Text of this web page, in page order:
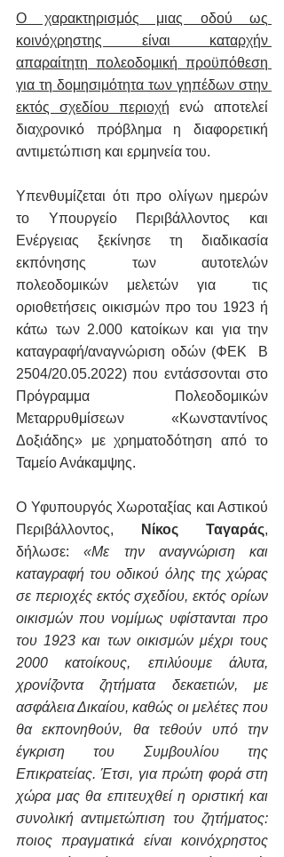
Ο χαρακτηρισμός μιας οδού ως
κοινόχρηστης είναι καταρχήν
απαραίτητη πολεοδομική προϋπόθεση
για τη δομησιμότητα των γηπέδων στην
εκτός σχεδίου περιοχή ενώ αποτελεί
διαχρονικό πρόβλημα η διαφορετική
αντιμετώπιση και ερμηνεία του.
Υπενθυμίζεται ότι προ ολίγων ημερών
το Υπουργείο Περιβάλλοντος και
Ενέργειας ξεκίνησε τη διαδικασία
εκπόνησης των αυτοτελών
πολεοδομικών μελετών για  τις
οριοθετήσεις οικισμών προ του 1923 ή
κάτω των 2.000 κατοίκων και για την
καταγραφή/αναγνώριση οδών (ΦΕΚ  B
2504/20.05.2022) που εντάσσονται στο
Πρόγραμμα Πολεοδομικών
Μεταρρυθμίσεων «Κωνσταντίνος
Δοξιάδης» με χρηματοδότηση από το
Ταμείο Ανάκαμψης.
Ο Υφυπουργός Χωροταξίας και Αστικού
Περιβάλλοντος, Νίκος Ταγαράς,
δήλωσε:
«Με την αναγνώριση και
καταγραφή του οδικού όλης της χώρας
σε περιοχές εκτός σχεδίου, εκτός ορίων
οικισμών που νομίμως υφίστανται προ
του 1923 και των οικισμών μέχρι τους
2000 κατοίκους, επιλύουμε άλυτα,
χρονίζοντα ζητήματα δεκαετιών, με
ασφάλεια Δικαίου, καθώς οι μελέτες που
θα εκπονηθούν, θα τεθούν υπό την
έγκριση του Συμβουλίου της
Επικρατείας. Έτσι, για πρώτη φορά στη
χώρα μας θα επιτευχθεί η οριστική και
συνολική αντιμετώπιση του ζητήματος:
ποιος πραγματικά είναι κοινόχρηστος